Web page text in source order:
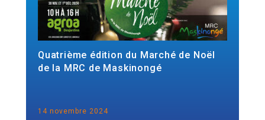
Quatrième édition du Marché de Noël
de la MRC de Maskinongé
14 novembre 2024